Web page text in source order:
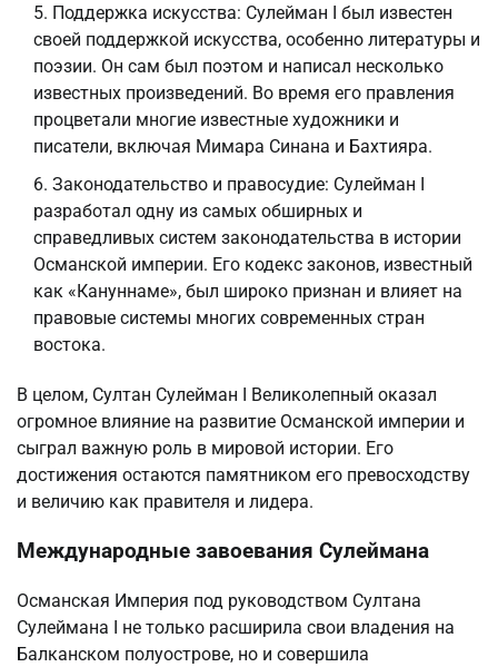
Поддержка искусства: Сулейман I был известен
своей поддержкой искусства, особенно литературы и
поэзии. Он сам был поэтом и написал несколько
известных произведений. Во время его правления
процветали многие известные художники и
писатели, включая Мимара Синана и Бахтияра.
Законодательство и правосудие: Сулейман I
разработал одну из самых обширных и
справедливых систем законодательства в истории
Османской империи. Его кодекс законов, известный
как «Кануннаме», был широко признан и влияет на
правовые системы многих современных стран
востока.
В целом, Султан Сулейман I Великолепный оказал
огромное влияние на развитие Османской империи и
сыграл важную роль в мировой истории. Его
достижения остаются памятником его превосходству
и величию как правителя и лидера.
Международные завоевания Сулеймана
Османская Империя под руководством Султана
Сулеймана I не только расширила свои владения на
Балканском полуострове, но и совершила